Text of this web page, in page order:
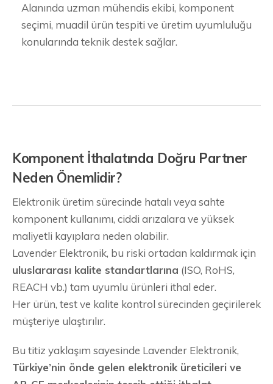
Alanında uzman mühendis ekibi, komponent
seçimi, muadil ürün tespiti ve üretim uyumluluğu
konularında teknik destek sağlar.
Komponent İthalatında Doğru Partner
Neden Önemlidir?
Elektronik üretim sürecinde hatalı veya sahte
komponent kullanımı, ciddi arızalara ve yüksek
maliyetli kayıplara neden olabilir.
Lavender Elektronik, bu riski ortadan kaldırmak için
uluslararası kalite standartlarına (ISO, RoHS,
REACH vb.) tam uyumlu ürünleri ithal eder.
Her ürün, test ve kalite kontrol sürecinden geçirilerek
müşteriye ulaştırılır.
Bu titiz yaklaşım sayesinde Lavender Elektronik,
Türkiye’nin önde gelen elektronik üreticileri ve